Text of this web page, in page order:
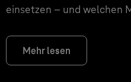
einsetzen – und welchen
Mehr lesen